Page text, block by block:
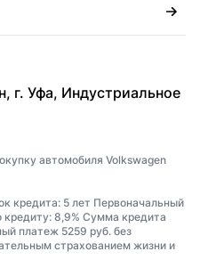
г. Уфа, Индустриальное
автомобиля Volkswagen
кредита: 5 лет Первоначальный
кредиту: 8,9% Сумма кредита
платеж 5259 руб. без
страхованием жизни и